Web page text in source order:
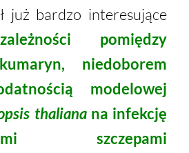
już bardzo interesujące
zależności pomiędzy
niedoborem
modelowej
thalianana infekcję
szczepami